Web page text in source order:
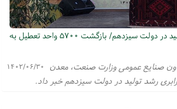
افزایش ۵ برابری رشد تولید در دولت سیزدهم/ بازگشت ۵۷۰۰ واحد تعطیل به
۱۴۰۲/۰۶/۳۰
صنایع عمومی وزارت صنعت، معدن
رشد تولید در دولت سیزدهم خبر داد.